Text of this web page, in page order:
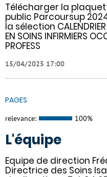
Télécharger la
public Parcoursup
la sélection CALENDRIER
EN SOINS INFIRMIERS
PROFESS
15/04/2025 17:00
PAGES
relevance: 100%
L'équipe
Equipe de direction
Directrice des Soins